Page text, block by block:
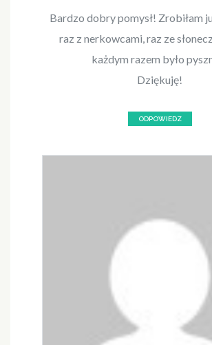
Bardzo dobry pomysł! Zrobiłam
raz z nerkowcami, raz ze
każdym razem było
Dziękuję!
ODPOWIEDZ